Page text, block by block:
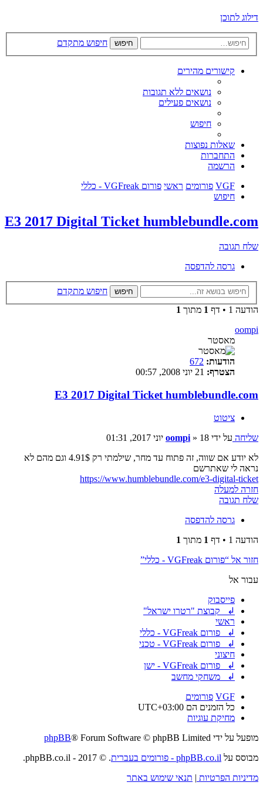
דילוג לתוכן
חיפוש חיפוש מתקדם
קישורים מהירים
נושאים ללא תגובות
נושאים פעילים
חיפוש
שאלות נפוצות
התחברות
הרשמה
VGF פורומים ראשי פורום VGFreak - כללי
חיפוש
E3 2017 Digital Ticket humblebundle.com
שלח תגובה
גרסה להדפסה
חיפוש
חיפוש מתקדם
הודעה 1 • דף
1 מתוך 1
oompi
מאסטר
הודעות: 672
הצטרף:
E3 2017 Digital Ticket humblebundle.com
ציטוט
שליחה על ידי oompi » 18 יוני 2017, 01:31
לא יודע אם שווה, זה פתוח עד מחר, שילמתי רק 4.91$ וגם מהם לא
נראה לי שאתרשם
https://www.humblebundle.com/e3-digital-ticket
חזרה למעלה
שלח תגובה
גרסה להדפסה
הודעה 1 • דף
1 מתוך 1
חזור אל “פורום VGFreak - כללי”
עבור אל
פייסבוק
↲ קבוצת "רטרו ישראל"
ראשי
↲ פורום VGFreak - כללי
↲ פורום VGFreak - טכני
חיצוני
↲ פורום VGFreak - ישן
↲ משחקי מחשב
VGF פורומים
כל הזמנים הם UTC+03:00
מחיקת עוגיות
מופעל על ידי
phpBB® Forum Software © phpBB Limited
מבוסס על phpBB.co.il - פורומים בעברית
. © 2017 - phpBB.co.il.
מדיניות הפרטיות | תנאי שימוש באתר